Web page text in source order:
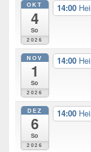
OKT
4
So
2026
14:00
NOV
1
So
2026
14:00
DEZ
6
So
2026
14:00